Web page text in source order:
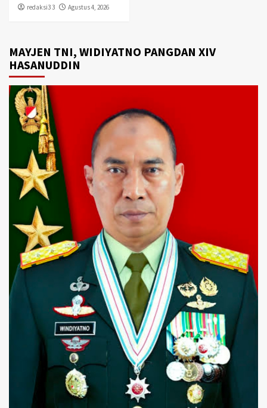
redaksi3 3 Agustus 4, 2026
MAYJEN TNI, WIDIYATNO PANGDAN XIV
HASANUDDIN